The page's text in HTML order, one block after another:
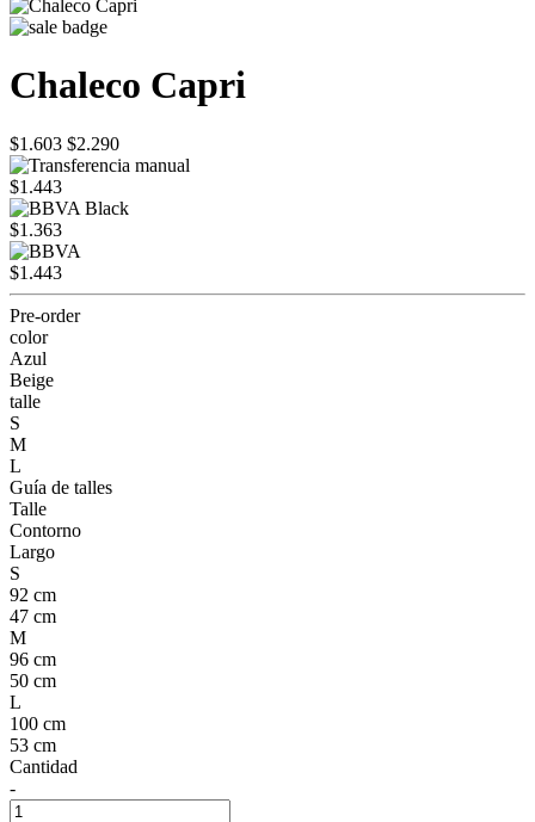
Chaleco Capri
$1.603 $2.290
$1.443
$1.363
$1.443
Pre-order
color
Azul
Beige
talle
S
M
L
Guía de talles
Talle
Contorno
Largo
S
92 cm
47 cm
M
96 cm
50 cm
L
100 cm
53 cm
Cantidad
-